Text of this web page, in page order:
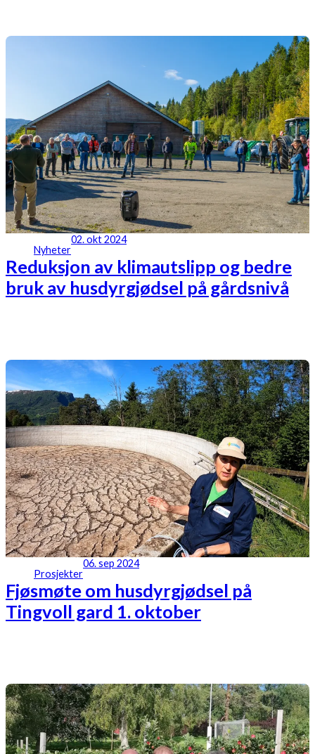
Nyheter
02. okt 2024
Reduksjon av klimautslipp og bedre
bruk av husdyrgjødsel på gårdsnivå
Prosjekter
06. sep 2024
Fjøsmøte om husdyrgjødsel på
Tingvoll gard 1. oktober